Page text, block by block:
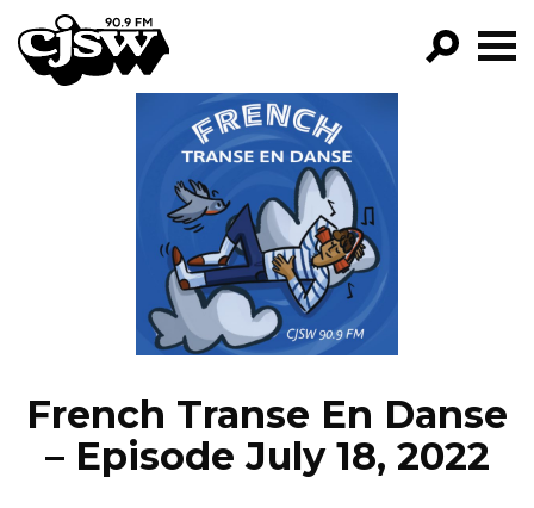
CJSW
PROGRAMS
EPISODES
NEWS
French Transe En Danse
– Episode July 18, 2022